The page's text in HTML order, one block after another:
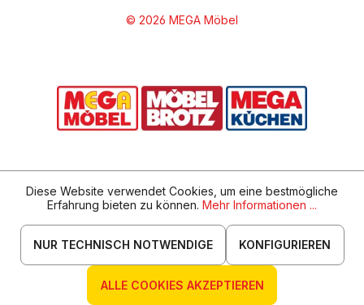
© 2026 MEGA Möbel
Diese Website verwendet Cookies, um eine bestmögliche
Erfahrung bieten zu können. Mehr Informationen ...
NUR TECHNISCH NOTWENDIGE KONFIGURIEREN
ALLE COOKIES AKZEPTIEREN